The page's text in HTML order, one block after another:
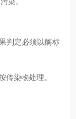
判定必须以酶标
传染物处理。